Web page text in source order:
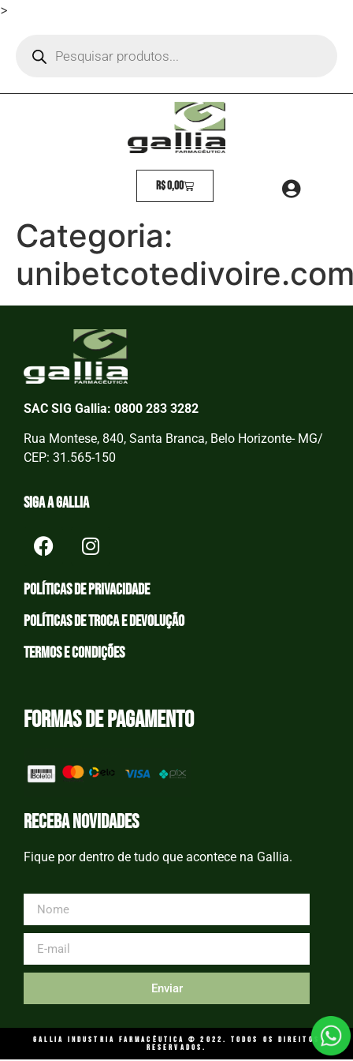
>
R$0,00
Categoria:
SAC SIG Gallia: 0800 283 3282
Rua Montese, 840, Santa Branca, Belo Horizonte- MG/
CEP: 31.565-150
Siga a Gallia
Políticas de privacidade
Políticas de Troca e devolução
Termos e condições
Formas de Pagamento
receba novidades
Fique por dentro de tudo que acontece na Gallia.
Enviar
GALLIA INDUSTRIA FARMACÊUTICA © 2022. Todos os direitos
reservados.